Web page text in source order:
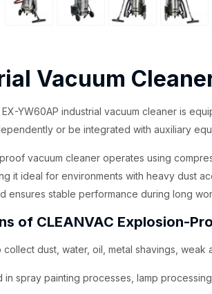
Vacuum
EX-YW60AP industrial vacuum cleaner is
or be integrated with auxiliary
vacuum cleaner operates using
it ideal for environments with heavy dust
ensures stable performance during long
of CLEANVAC Explosion-
dust, water, oil, metal shavings,
in spray painting processes, lamp